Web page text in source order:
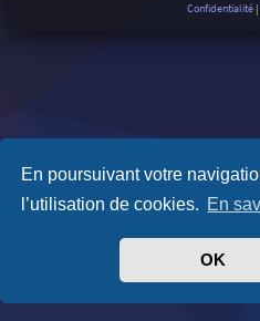
En poursuivant votre
l’utilisation de cookies. En
OK
Confidentialité |